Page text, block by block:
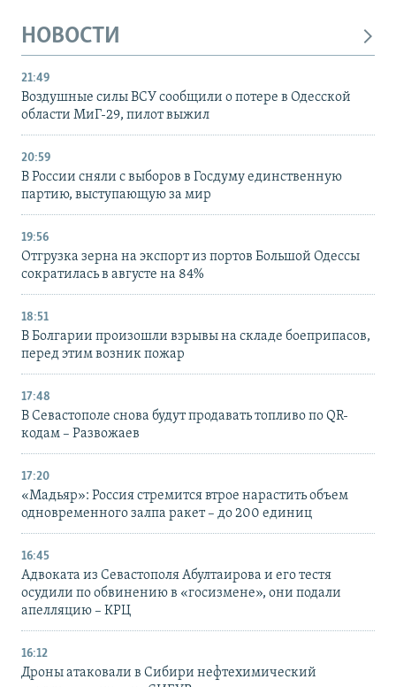
НОВОСТИ
21:49
Воздушные силы ВСУ сообщили о потере в Одесской
области МиГ-29, пилот выжил
20:59
В России сняли с выборов в Госдуму единственную
партию, выступающую за мир
19:56
Отгрузка зерна на экспорт из портов Большой Одессы
сократилась в августе на 84%
18:51
В Болгарии произошли взрывы на складе боеприпасов,
перед этим возник пожар
17:48
В Севастополе снова будут продавать топливо по QR-
кодам – Развожаев
17:20
«Мадьяр»: Россия стремится втрое нарастить объем
одновременного залпа ракет – до 200 единиц
16:45
Адвоката из Севастополя Абултаирова и его тестя
осудили по обвинению в «госизмене», они подали
апелляцию – КРЦ
16:12
Дроны атаковали в Сибири нефтехимический